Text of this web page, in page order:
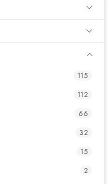
115
112
66
32
15
2